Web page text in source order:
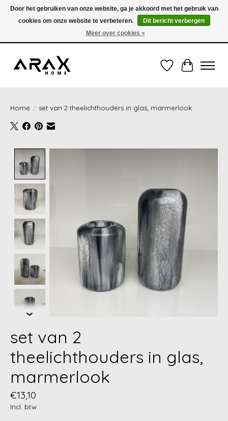
VERZENDING TUSSEN 1 en 3 WERKDAGEN - GRATIS VERZENDING VANAF 35,00€
(onder de 35,00€ = 3,95€ verzendkosten) OF OPHALEN IN DE WINKEL OOK
Verlanglijst
Home / set van 2 theelichthouders in glas, marmerlook
set van 2
theelichthouders in glas,
marmerlook
€13,10
Incl. btw
Door het gebruiken van onze website, ga je akkoord met het gebruik van
cookies om onze website te verbeteren.
Dit bericht verbergen
Meer over cookies »